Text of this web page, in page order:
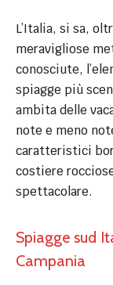
L’Italia, si sa,
meravigliose
conosciute,
spiagge più
ambita delle
note e meno
caratteristici
costiere
spettacolare.
Spiagge sud
Campania